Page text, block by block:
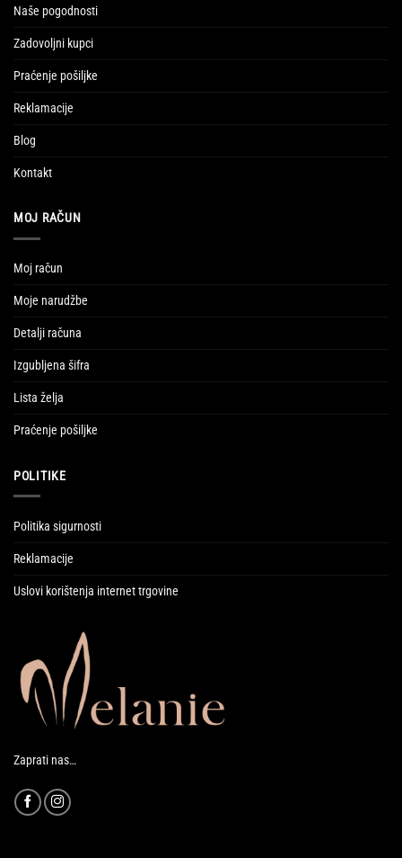
Naše pogodnosti
Zadovoljni kupci
Praćenje pošiljke
Reklamacije
Blog
Kontakt
MOJ RAČUN
Moj račun
Moje narudžbe
Detalji računa
Izgubljena šifra
Lista želja
Praćenje pošiljke
POLITIKE
Politika sigurnosti
Reklamacije
Uslovi korištenja internet trgovine
Zaprati nas…